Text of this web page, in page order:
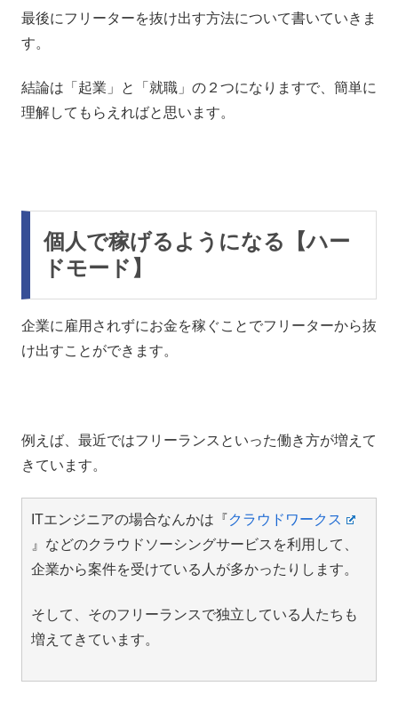
最後にフリーターを抜け出す方法について書いていきま
す。
結論は「起業」と「就職」の２つになりますで、簡単に
理解してもらえればと思います。
個人で稼げるようになる【ハー
ドモード】
企業に雇用されずにお金を稼ぐことでフリーターから抜
け出すことができます。
例えば、最近ではフリーランスといった働き方が増えて
きています。
ITエンジニアの場合なんかは『クラウドワークス
』などのクラウドソーシングサービスを利用して、
企業から案件を受けている人が多かったりします。
そして、そのフリーランスで独立している人たちも
増えてきています。